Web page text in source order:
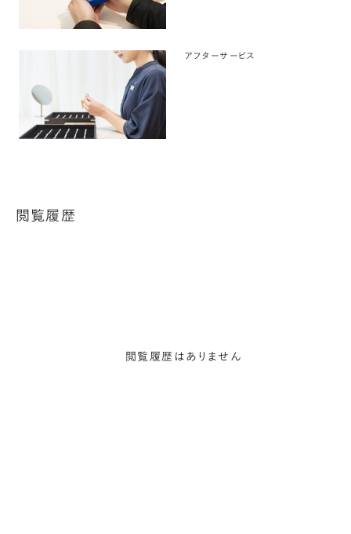
アフターサービス
閲覧履歴
閲覧履歴はありません